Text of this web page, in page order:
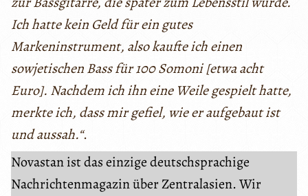
Ich hatte kein Geld für ein gutes
Markeninstrument, also kaufte ich einen
sowjetischen Bass für 100 Somoni [etwa acht
Euro]. Nachdem ich ihn eine Weile gespielt hatte,
merkte ich, dass mir gefiel, wie er aufgebaut ist
und aussah.“.
Novastan ist das einzige deutschsprachige
Nachrichtenmagazin über Zentralasien. Wir